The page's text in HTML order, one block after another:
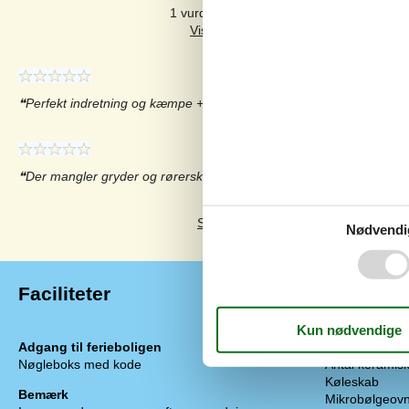
1 vurdering har kommentar på et andet
Perfekt indretning og kæmpe + med 3 badeværelser
Der mangler gryder og rørerskeer
Se 12 eksterne anmeldelser i stedet.
Faciliteter
Adgang til ferieboligen
Nøgleboks med kode
Bemærk
Køkken
Antal
Køleskab
Mikrobølgeovn